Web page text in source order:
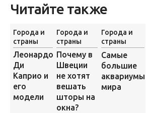
Читайте также
Города и
страны
Леонардо
Ди
Каприо и
его
модели
Города и
страны
Почему в
Швеции
не хотят
вешать
шторы на
окна?
Города и
страны
Самые
большие
аквариумы
мира